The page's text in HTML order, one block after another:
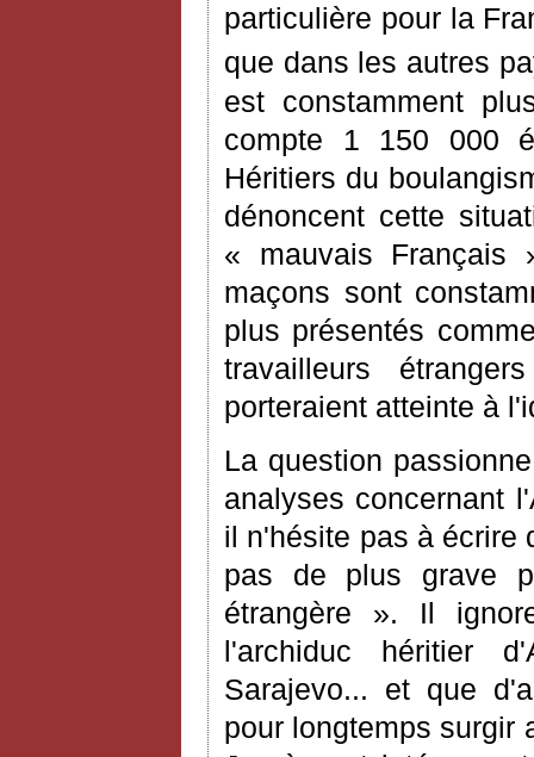
particulière pour la
que dans les autres
est constamment
compte 1 150 000
Héritiers du
dénoncent cette
« mauvais Français
maçons sont
plus présentés
travailleurs
porteraient atteinte à
La question
analyses concernant
il n'hésite pas à écrire
pas de plus grave
étrangère ». Il
l'archiduc héritier
Sarajevo... et que
pour longtemps surgir